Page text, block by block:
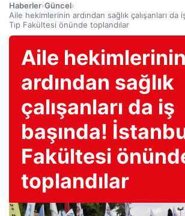
Haberler›Güncel›
Aile hekimlerinin ardından sağlık çalışanları da
Tıp Fakültesi önünde toplandılar
Aile hekimlerinin
ardından sağlık
çalışanları da iş
başında!
Fakültesi
toplandılar